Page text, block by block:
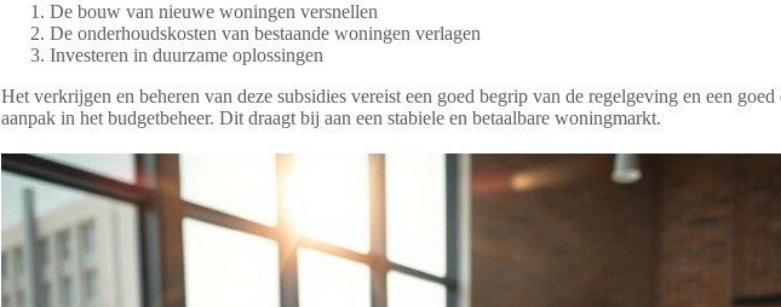
De bouw van nieuwe woningen versnellen
De onderhoudskosten van bestaande woningen verlagen
Investeren in duurzame oplossingen
Het verkrijgen en beheren van deze subsidies vereist een goed begrip van de regelgeving en een goed
aanpak in het budgetbeheer. Dit draagt bij aan een stabiele en betaalbare woningmarkt.